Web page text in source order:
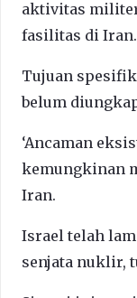
aktivitas
fasilitas di Iran.
Tujuan
belum
‘Ancaman
kemungkinan
Iran.
Israel telah
senjata nuklir,